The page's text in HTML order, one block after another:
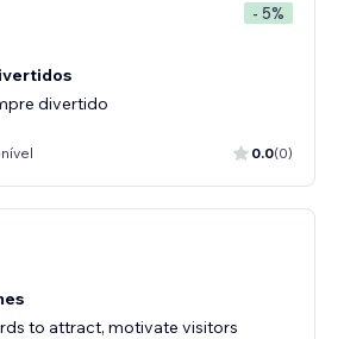
- 5%
divertido
0.0(0)
to attract, motivate visitors